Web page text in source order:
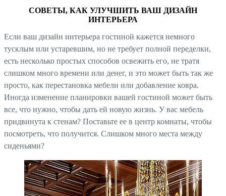
СОВЕТЫ, КАК УЛУЧШИТЬ ВАШ ДИЗАЙН
ИНТЕРЬЕРА
Если ваш дизайн интерьера гостиной кажется немного
тусклым или устаревшим, но не требует полной переделки,
есть несколько простых способов освежить его, не тратя
слишком много времени или денег, и это может быть так же
просто, как перестановка мебели или добавление ковра.
Иногда изменение планировки вашей гостиной может быть
все, что нужно, чтобы дать ей новую жизнь. У вас мебель
придвинута к стенам? Поставьте ее в центр комнаты, чтобы
посмотреть, что получится. Слишком много места между
сиденьями?